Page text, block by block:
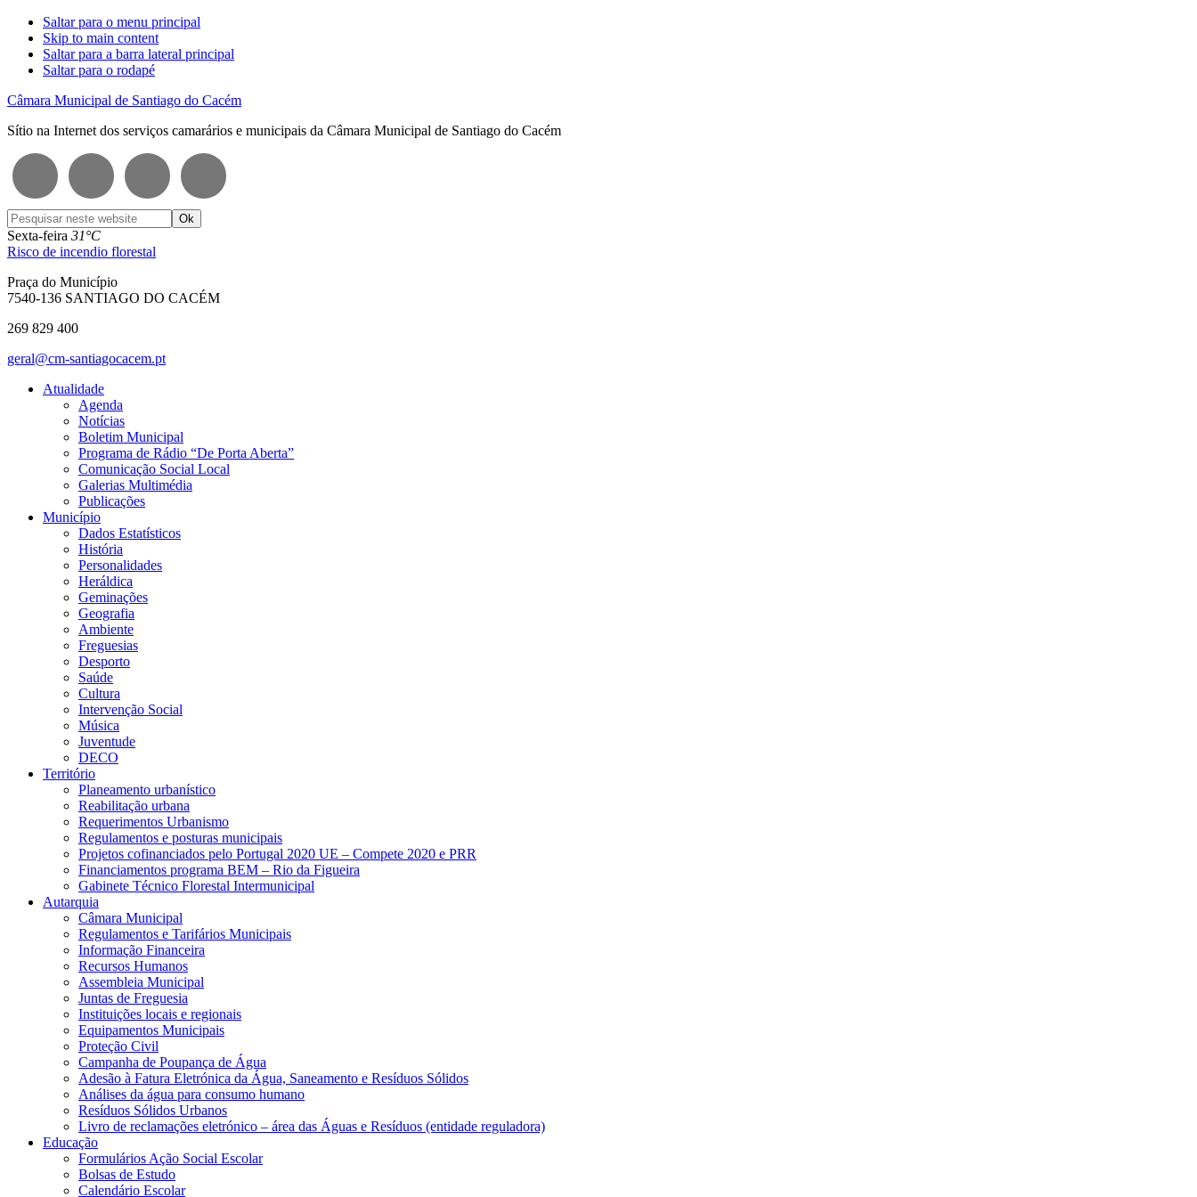
Saltar para o menu principal
Skip to main content
Saltar para a barra lateral principal
Saltar para o rodapé
Câmara Municipal de Santiago do Cacém
Sítio na Internet dos serviços camarários e municipais da Câmara Municipal de Santiago do Cacém
Pesquisar
neste
website
Sexta-feira 31°C
Risco de incendio florestal
Praça do Município
7540-136 SANTIAGO DO CACÉM
269 829 400
geral@cm-santiagocacem.pt
Atualidade
Agenda
Notícias
Boletim Municipal
Programa de Rádio “De Porta Aberta”
Comunicação Social Local
Galerias Multimédia
Publicações
Município
Dados Estatísticos
História
Personalidades
Heráldica
Geminações
Geografia
Ambiente
Freguesias
Desporto
Saúde
Cultura
Intervenção Social
Música
Juventude
DECO
Território
Planeamento urbanístico
Reabilitação urbana
Requerimentos Urbanismo
Regulamentos e posturas municipais
Projetos cofinanciados pelo Portugal 2020 UE – Compete 2020 e PRR
Financiamentos programa BEM – Rio da Figueira
Gabinete Técnico Florestal Intermunicipal
Autarquia
Câmara Municipal
Regulamentos e Tarifários Municipais
Informação Financeira
Recursos Humanos
Assembleia Municipal
Juntas de Freguesia
Instituições locais e regionais
Equipamentos Municipais
Proteção Civil
Campanha de Poupança de Água
Adesão à Fatura Eletrónica da Água, Saneamento e Resíduos Sólidos
Análises da água para consumo humano
Resíduos Sólidos Urbanos
Livro de reclamações eletrónico – área das Águas e Resíduos (entidade reguladora)
Educação
Formulários Ação Social Escolar
Bolsas de Estudo
Calendário Escolar